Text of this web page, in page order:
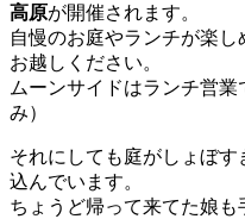
高原が開催されます。
自慢のお庭やランチが楽
お越しください。
ムーンサイドはランチ営
み）
それにしても庭がしょぼす
込んでいます。
ちょうど帰って来てた娘も